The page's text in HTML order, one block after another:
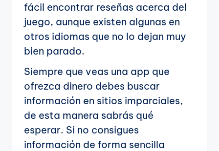
fácil encontrar reseñas acerca del
juego, aunque existen algunas en
otros idiomas que no lo dejan muy
bien parado.
Siempre que veas una app que
ofrezca dinero debes buscar
información en sitios imparciales,
de esta manera sabrás qué
esperar. Si no consigues
información de forma sencilla